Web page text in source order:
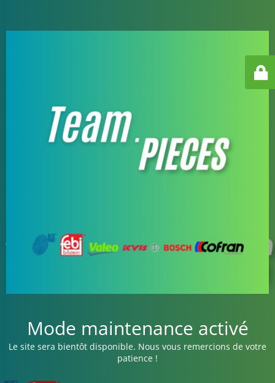
Mode maintenance activé
Le site sera bientôt disponible. Nous vous remercions de votre
patience !